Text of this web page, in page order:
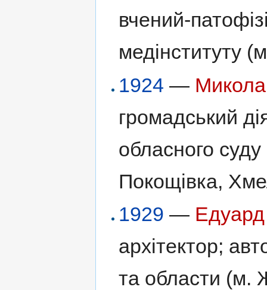
вчений-
медінституту
1924 —
громадський
обласного
Покощівка,
1929 —
архітектор;
та области (м.